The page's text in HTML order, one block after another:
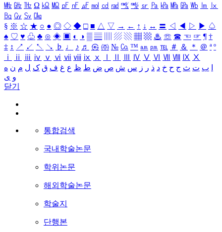
㎒ ㎓ ㎔ Ω ㏀ ㏁ ㎊ ㎋ ㎌ ㏖ ㏅ ㎭ ㎮ ㎯ ㏛ ㎩ ㎪ ㎫ ㎬ ㏝ ㏐
㏓
㏃ ㏉ ㏜ ㏆
§ ※ ☆ ★ ○ ● ◎ ◇ ◆ □ ■ △ ▽ → ← ↑ ↓ ↔ 〓 ◁ ◀ ▷ ▶ ♤
♠ ♡ ♥ ♧ ♣ ⊙ ◈ ▣ ◐ ◑ ▒ ▤ ▨ ▧ ▦ ▩ ♨ ☏ ☎ ☜ ☞ ¶ †
‡ ↕ ↗ ↙ ↖ ↘ ♭ ♩ ♪ ♬ ㉿ ㈜ № ㏇ ™ ㏂ ㏘ ℡ ＃ ＆ ＊ ＠ ª º
ⅰ
ⅱ ⅲ ⅳ ⅴ ⅵ ⅶ ⅷ ⅸ ⅹ Ⅳ Ⅴ Ⅵ Ⅶ Ⅷ Ⅸ Ⅹ
ب ت ث ج ح خ د ذ ر ز س ش ص ض ط ظ ع غ ف ق ک ل م ن ه
و ی
닫기
통합검색
국내학술논문
학위논문
해외학술논문
학술지
단행본